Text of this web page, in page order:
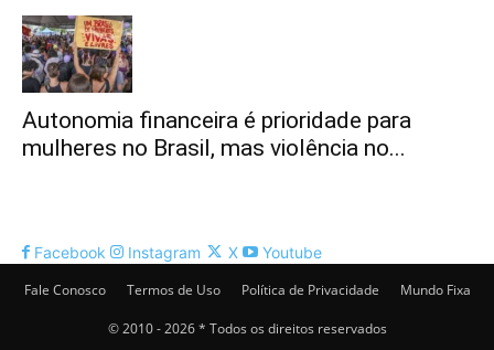
Autonomia financeira é prioridade para
mulheres no Brasil, mas violência no...
Facebook Instagram X
Youtube
Fale Conosco
Termos de Uso Política de Privacidade Mundo Fixa
© 2010 - 2026 * Todos os direitos reservados